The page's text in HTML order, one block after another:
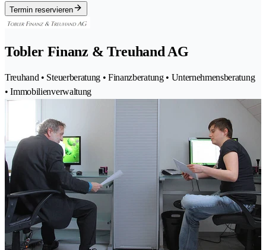
Termin reservieren
Tobler Finanz & Treuhand AG
Treuhand • Steuerberatung • Finanzberatung • Unternehmensberatung
• Immobilienverwaltung